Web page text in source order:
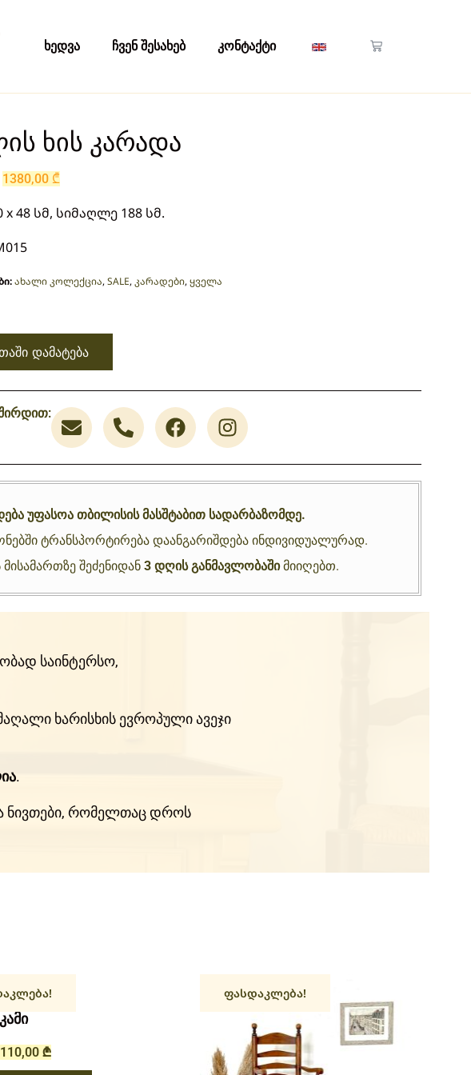
ხედვა ჩვენ შესახებ კონტაქტი
ხის კარადა
1380,00 ₾
x 48 სმ, სიმაღლე 188 სმ.
ახალი კოლექცია,SALE,კარადები,ყველა
დამატება
უფასოა თბილისის მასშტაბით სადარბაზომდე.
ტრანსპორტირება დაანგარიშდება ინდივიდუალურად.
მისამართზე შეძენიდან 3 დღის განმავლობაშიმიიღებთ.
საინტერსო,
ხარისხის ევროპული ავეჯი
.
ნივთები, რომელთაც დროს
110,00 ₾
ფასდაკლება!